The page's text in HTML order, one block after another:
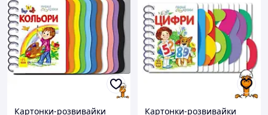
Картонки-розвивайки
Картонки-розвивайки